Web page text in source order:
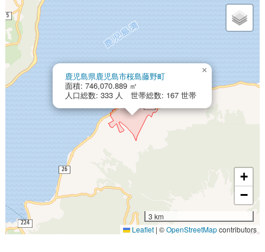
鹿児島県鹿児島市桜島藤野町
面積: 746,070.889 ㎡
人口総数: 333 人 世帯総数: 167 世帯
×
+
−
3 km
Leaflet | ©OpenStreetMapcontributors